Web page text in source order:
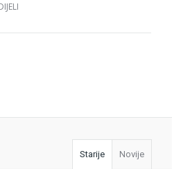
Starije Novije